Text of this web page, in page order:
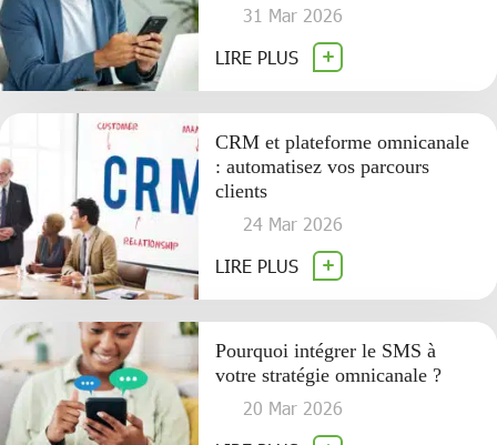
31 Mar 2026
LIRE PLUS
CRM et plateforme omnicanale
: automatisez vos parcours
clients
24 Mar 2026
LIRE PLUS
Pourquoi intégrer le SMS à
votre stratégie omnicanale ?
20 Mar 2026